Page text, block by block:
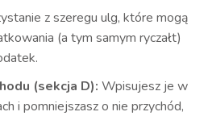
z szeregu ulg, które mogą
(a tym samym ryczałt)
(sekcja D): Wpisujesz je w
i pomniejszasz o nie przychód,